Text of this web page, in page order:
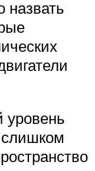
назвать
уровень